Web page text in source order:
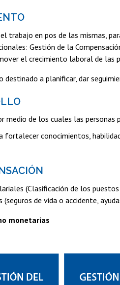
trabajo en pos de las mismas,
Gestión de la
el crecimiento laboral de las
destinado a planificar, dar
medio de los cuales las personas
fortalecer conocimientos,
(Clasificación de los
de vida o accidente,
monetarias